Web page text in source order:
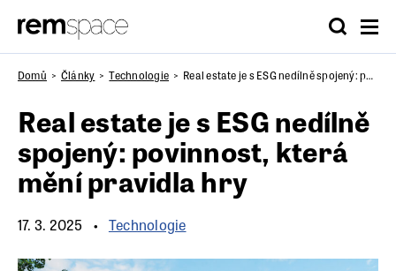
Domů Články Technologie Real estate je s ESG nedílně spojený: povinnost, která mění pravidla hry
Real estate je s ESG nedílně
spojený: povinnost, která
mění pravidla hry
17. 3. 2025 Technologie